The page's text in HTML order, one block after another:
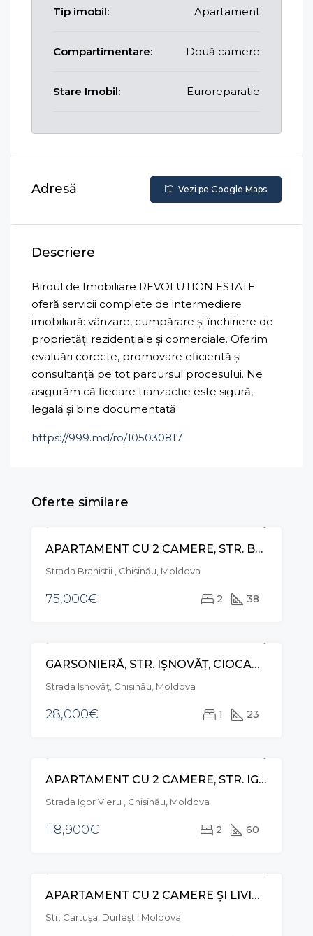
Tip imobil: Apartament
Compartimentare: Două camere
Stare Imobil: Euroreparatie
Adresă Vezi pe Google Maps
Descriere
Biroul de Imobiliare REVOLUTION ESTATE
oferă servicii complete de intermediere
imobiliară: vânzare, cumpărare și închiriere de
proprietăți rezidențiale și comerciale. Oferim
evaluări corecte, promovare eficientă și
consultanță pe tot parcursul procesului. Ne
asigurăm că fiecare tranzacție este sigură,
legală și bine documentată.
https://999.md/ro/105030817
Oferte similare
VÂNZAREAPARTAMENT CU 2 CAMERE, STR. BRANIȘTII, RÂȘCANI
Strada Braniștii , Chișinău, Moldova
75,000€ 2 38
VÂNZARE
GARSONIERĂ, STR. IȘNOVĂȚ, CIOCANA
Strada Ișnovăț, Chișinău, Moldova
28,000€ 1 23
VÂNZAREAPARTAMENT CU 2 CAMERE, STR. IGOR VIERU, CIOCANA
Strada Igor Vieru , Chișinău, Moldova
118,900€ 2 60
VÂNZARE
APARTAMENT CU 2 CAMERE ȘI LIVING, STR. CARTUȘA, DURLEȘTI
Str. Cartușa, Durleşti, Moldova